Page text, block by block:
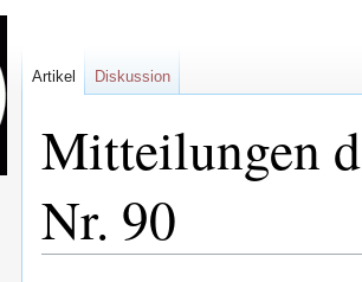
Mitteilungen
Nr. 90
Artikel Diskussion